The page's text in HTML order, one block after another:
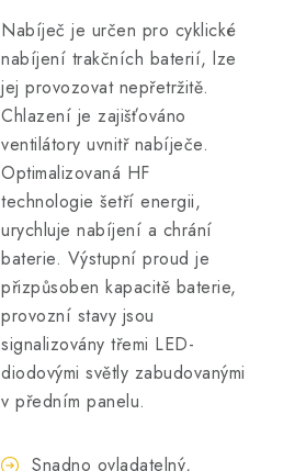
Nabíječ je určen pro cyklické
nabíjení trakčních baterií, lze
jej provozovat nepřetržitě.
Chlazení je zajišťováno
ventilátory uvnitř nabíječe.
Optimalizovaná HF
technologie šetří energii,
urychluje nabíjení a chrání
baterie. Výstupní proud je
přizpůsoben kapacitě baterie,
provozní stavy jsou
signalizovány třemi LED-
diodovými světly zabudovanými
v předním panelu.
Snadno ovladatelný,